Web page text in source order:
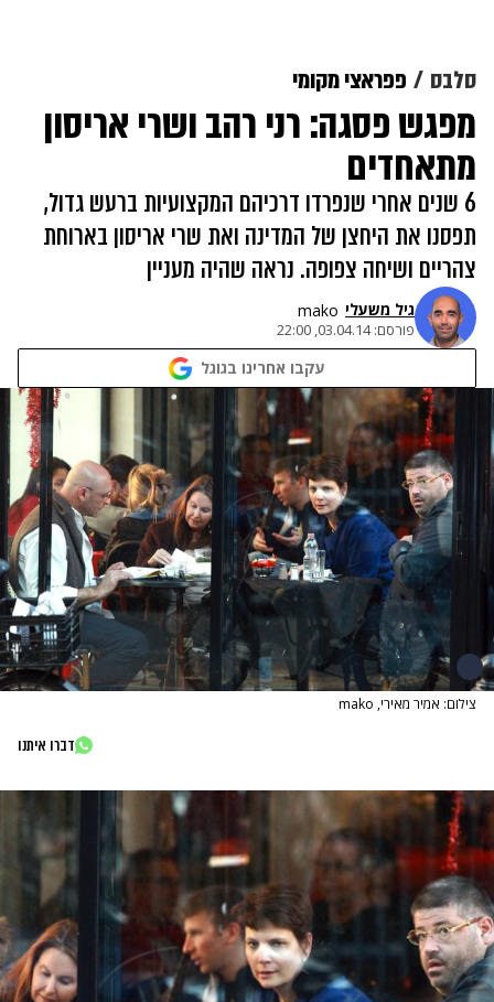
סלבס פפראצי מקומי
מפגש פסגה: רני רהב ושרי אריסון
מתאחדים
6 שנים אחרי שנפרדו דרכיהם המקצועיות ברעש גדול,
תפסנו את היחצן של המדינה ואת שרי אריסון בארוחת
צהריים ושיחה צפופה. נראה שהיה מעניין
גיל משעלי mako
פורסם:03.04.14, 22:00
עקבו אחרינו בגוגל
צילום: אמיר מאירי, mako
דברו איתנו